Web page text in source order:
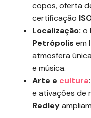
copos, oferta
certificação
Localização: o
Petrópolis em
atmosfera
e música.
Arte e cultura:
e ativações de
Redley